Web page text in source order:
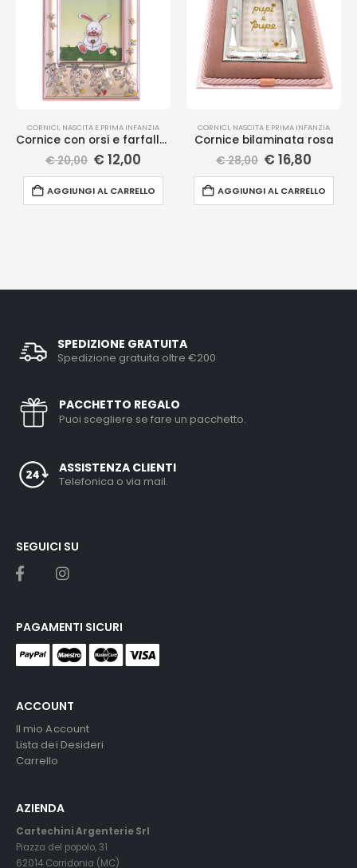
CORNICI, NASCITA E PRIMA INFANZIA
Cornice con orsi e farfalle rosa
€20,00 € 12,00
AGGIUNGI AL CARRELLO
CORNICI, NASCITA E PRIMA INFANZIA
Cornice bilaminata rosa
€28,00 € 16,80
AGGIUNGI AL CARRELLO
SPEDIZIONE GRATUITA
Spedizione gratuita oltre €200
PACCHETTO REGALO
Puoi scegliere se fare un pacchetto.
ASSISTENZA CLIENTI
Telefonica o via mail.
ACCOUNT
Il mio Account
Lista dei Desideri
Carrello
AZIENDA
Cartechini Argenterie Srl
Piazza del popolo, 31
62014 Corridonia (MC)
SEGUICI SU
PAGAMENTI SICURI